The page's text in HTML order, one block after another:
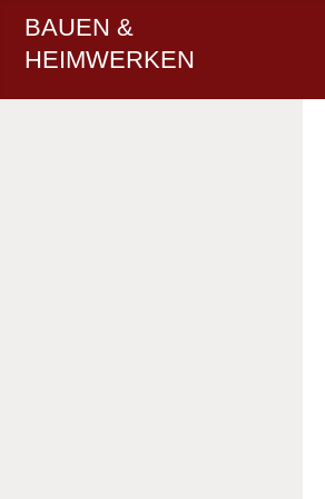
BAUEN &
HEIMWERKEN